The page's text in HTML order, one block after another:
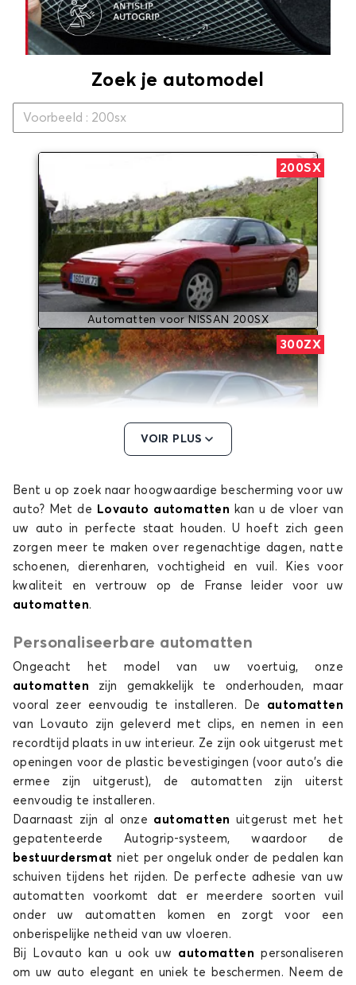
Zoek je automodel
200SX
Automatten voor NISSAN 200SX
300ZX
Automatten voor NISSAN 300ZX
350Z
Automatten voor NISSAN 350Z
ALMERA
Automatten voor NISSAN ALMERA
ARIYA
VOIR PLUS
Bent u op zoek naar hoogwaardige bescherming voor uw
auto? Met de
Lovauto automatten kan u de vloer van
uw auto in perfecte staat houden. U hoeft zich geen
zorgen meer te maken over regenachtige dagen, natte
schoenen, dierenharen, vochtigheid en vuil. Kies voor
kwaliteit en vertrouw op de Franse leider voor uw
automatten.
Personaliseerbare automatten
Ongeacht het model van uw voertuig, onze
automatten zijn gemakkelijk te onderhouden, maar
vooral zeer eenvoudig te installeren. De automatten
van Lovauto zijn geleverd met clips, en nemen in een
recordtijd plaats in uw interieur. Ze zijn ook uitgerust met
openingen voor de plastic bevestigingen (voor auto's die
ermee zijn uitgerust), de automatten zijn uiterst
eenvoudig te installeren.
Daarnaast zijn al onze automatten uitgerust met het
gepatenteerde Autogrip-systeem, waardoor de
bestuurdersmat niet per ongeluk onder de pedalen kan
schuiven tijdens het rijden. De perfecte adhesie van uw
automatten voorkomt dat er meerdere soorten vuil
onder uw automatten komen en zorgt voor een
onberispelijke netheid van uw vloeren.
Bij Lovauto kan u ook uw automatten personaliseren
om uw auto elegant en uniek te beschermen. Neem de